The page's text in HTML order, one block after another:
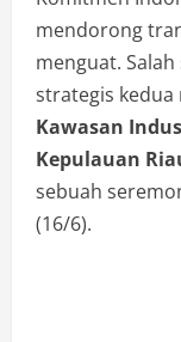
mendorong
menguat.
strategis kedua
Kawasan
Kepulauan
sebuah
(16/6).